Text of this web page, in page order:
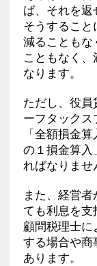
ば、それを返
そうするこ
減ることもな
こともなく
なります。
ただし、役
ーフタックス
「全額損金
の１損金算入
ればなりませ
また、経営
ても利息を支
顧問税理士
する場合や商
あります。